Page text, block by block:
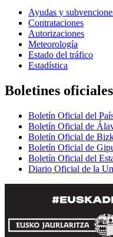
Ayudas y
Contrataciones
Autorizaciones
Meteorología
Estado del tráfico
Estadística
Boletines oficiales
Boletín Oficial del
Boletín Oficial de
Boletín Oficial de
Boletín Oficial de
Boletín Oficial del
Diario Oficial de la